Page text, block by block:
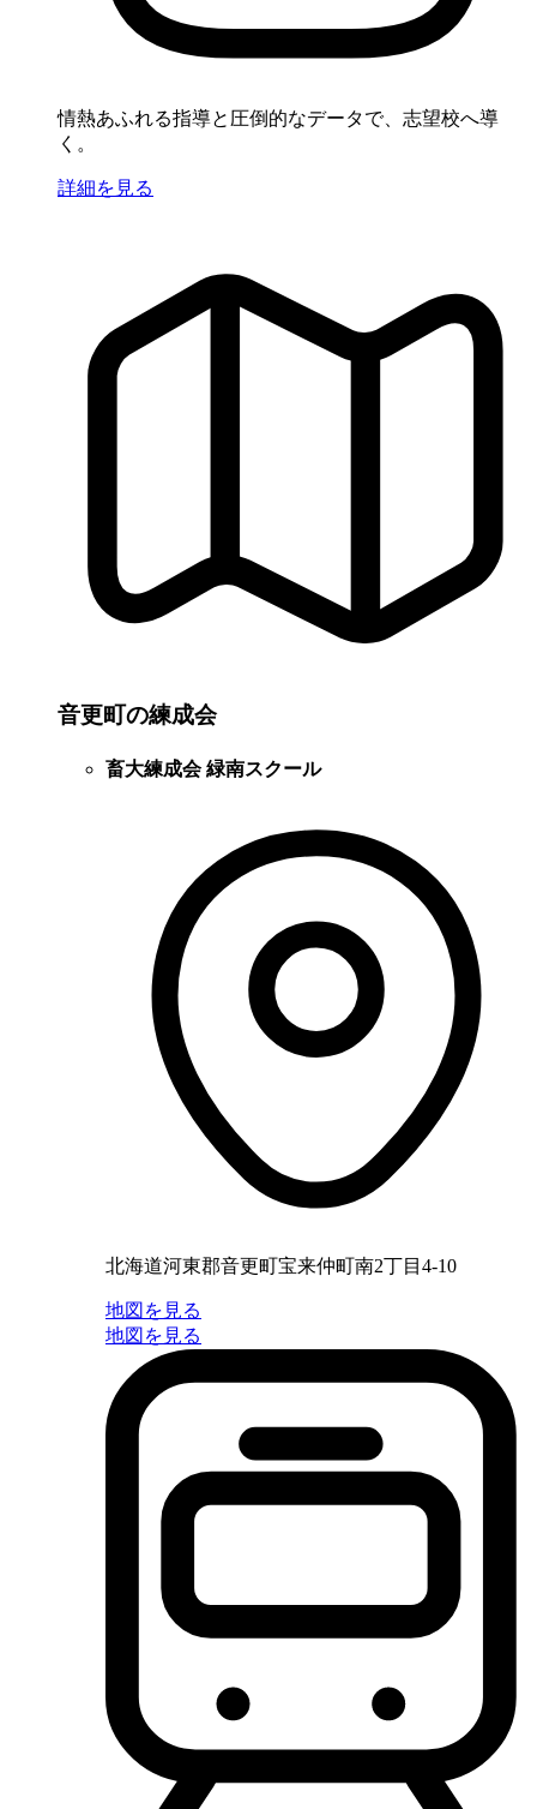
情熱あふれる指導と圧倒的なデータで、志望校へ導
く。
詳細を見る
音更町の練成会
畜大練成会 緑南スクール
北海道河東郡音更町宝来仲町南2丁目4-10
地図を見る
地図を見る